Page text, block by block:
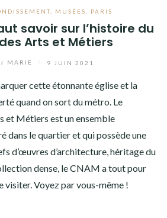
, MUSÉES PARIS
savoir sur l’histoire du
Arts et Métiers
MARIE 9 JUIN 2021
cette étonnante église et la
quand on sort du métro. Le
et Métiers est un ensemble
dans le quartier et qui possède une
d’œuvres d’architecture, héritage du
dense, le CNAM a tout pour
visiter. Voyez par vous-même !